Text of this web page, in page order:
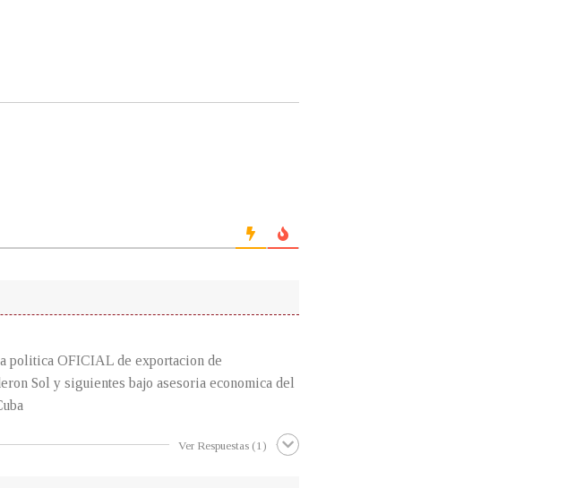
politica OFICIAL de exportacion de
Sol y siguientes bajo asesoria economica del
Ver Respuestas (1)